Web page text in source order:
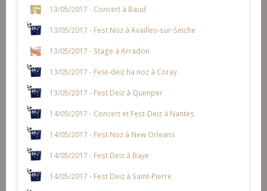
13/05/2017 - Concert à Baud
13/05/2017 - Fest Noz à Availles-sur-Seiche
13/05/2017 - Stage à Arradon
13/05/2017 - Fest-deiz ha noz à Coray
13/05/2017 - Fest Deiz à Quimper
14/05/2017 - Concert et Fest-Deiz à Nantes
14/05/2017 - Fest Noz à New Orleans
14/05/2017 - Fest Deiz à Baye
14/05/2017 - Fest Deiz à Saint-Pierre